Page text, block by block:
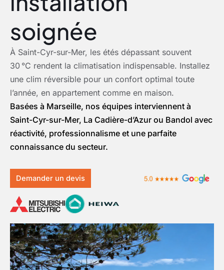
soignée
À Saint-Cyr-sur-Mer, les étés dépassant souvent
30 °C rendent la climatisation indispensable. Installez
une clim réversible pour un confort optimal toute
l’année, en appartement comme en maison.
Basées à Marseille, nos équipes interviennent à
Saint-Cyr-sur-Mer, La Cadière-d’Azur ou Bandol avec
réactivité, professionnalisme et une parfaite
connaissance du secteur.
Demander un devis